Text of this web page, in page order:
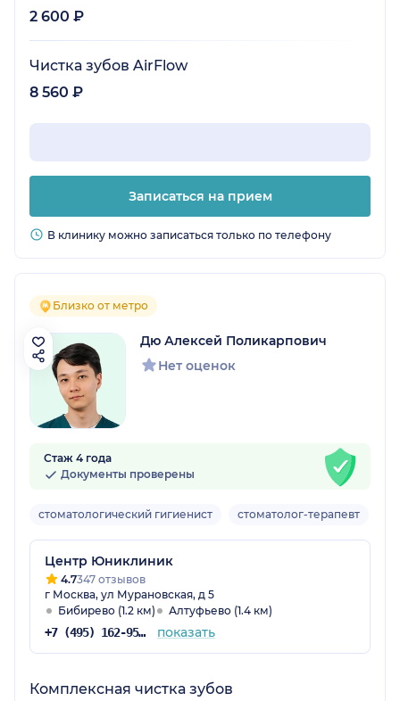
2 600 ₽
Чистка зубов AirFlow
8 560 ₽
Записаться на прием
В клинику можно записаться только по телефону
Близко от метро
Дю Алексей Поликарпович
Нет оценок
Стаж 4 года
Документы проверены
стоматологический гигиенист стоматолог-терапевт
Центр Юниклиник
4.7347 отзывов
г Москва, ул Мурановская, д 5
Бибирево (1.2 км)
Алтуфьево (1.4 км)
+7 (495) 162-95-13 показать
Комплексная чистка зубов